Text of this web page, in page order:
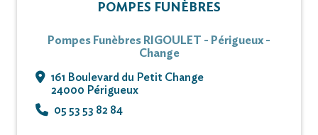
POMPES FUNÈBRES
Pompes Funèbres RIGOULET - Périgueux -
Change
161 Boulevard du Petit Change
24000 Périgueux
05 53 53 82 84